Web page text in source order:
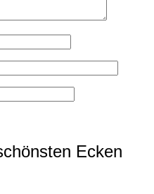
Ecken